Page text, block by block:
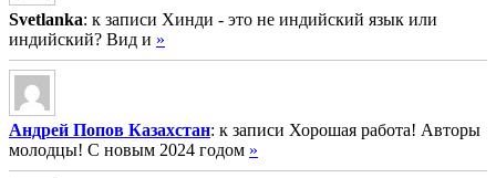
Svetlanka: к записи Хинди - это не индийский язык или
индийский? Вид и »
Андрей Попов Казахстан: к записи Хорошая работа! Авторы
молодцы! С новым 2024 годом »